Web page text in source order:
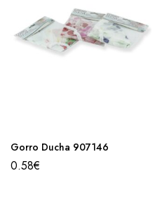
Gorro Ducha 907146
0.58€